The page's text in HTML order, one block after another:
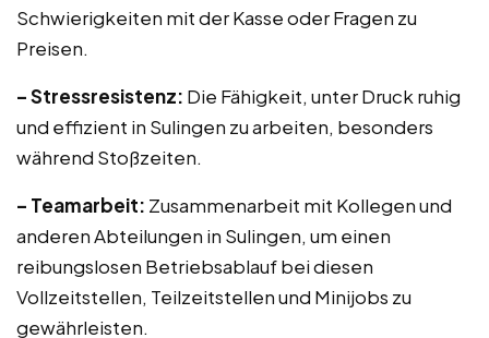
Schwierigkeiten mit der Kasse oder Fragen zu
Preisen.
– Stressresistenz: Die Fähigkeit, unter Druck ruhig
und effizient in Sulingen zu arbeiten, besonders
während Stoßzeiten.
– Teamarbeit: Zusammenarbeit mit Kollegen und
anderen Abteilungen in Sulingen, um einen
reibungslosen Betriebsablauf bei diesen
Vollzeitstellen, Teilzeitstellen und Minijobs zu
gewährleisten.